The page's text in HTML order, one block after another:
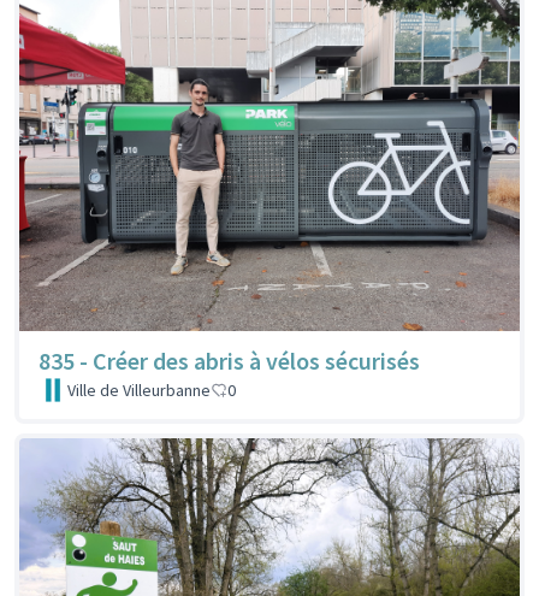
835 - Créer des abris à vélos sécurisés
Ville de Villeurbanne 0